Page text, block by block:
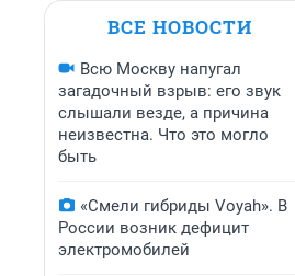
ВСЕ НОВОСТИ
Всю Москву напугал
загадочный взрыв: его звук
слышали везде, а причина
неизвестна. Что это могло
быть
«Смели гибриды Voyah». В
России возник дефицит
электромобилей